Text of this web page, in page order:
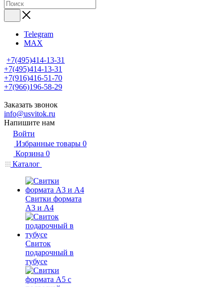
Telegram
MAX
+7(495)414-13-31
+7(495)414-13-31
+7(916)416-51-70
+7(966)196-58-29
Заказать звонок
info@usvitok.ru
Напишите нам
Войти
Избранные товары 0
Корзина 0
Каталог
Свитки формата
А3 и А4
Свиток
подарочный в
тубусе